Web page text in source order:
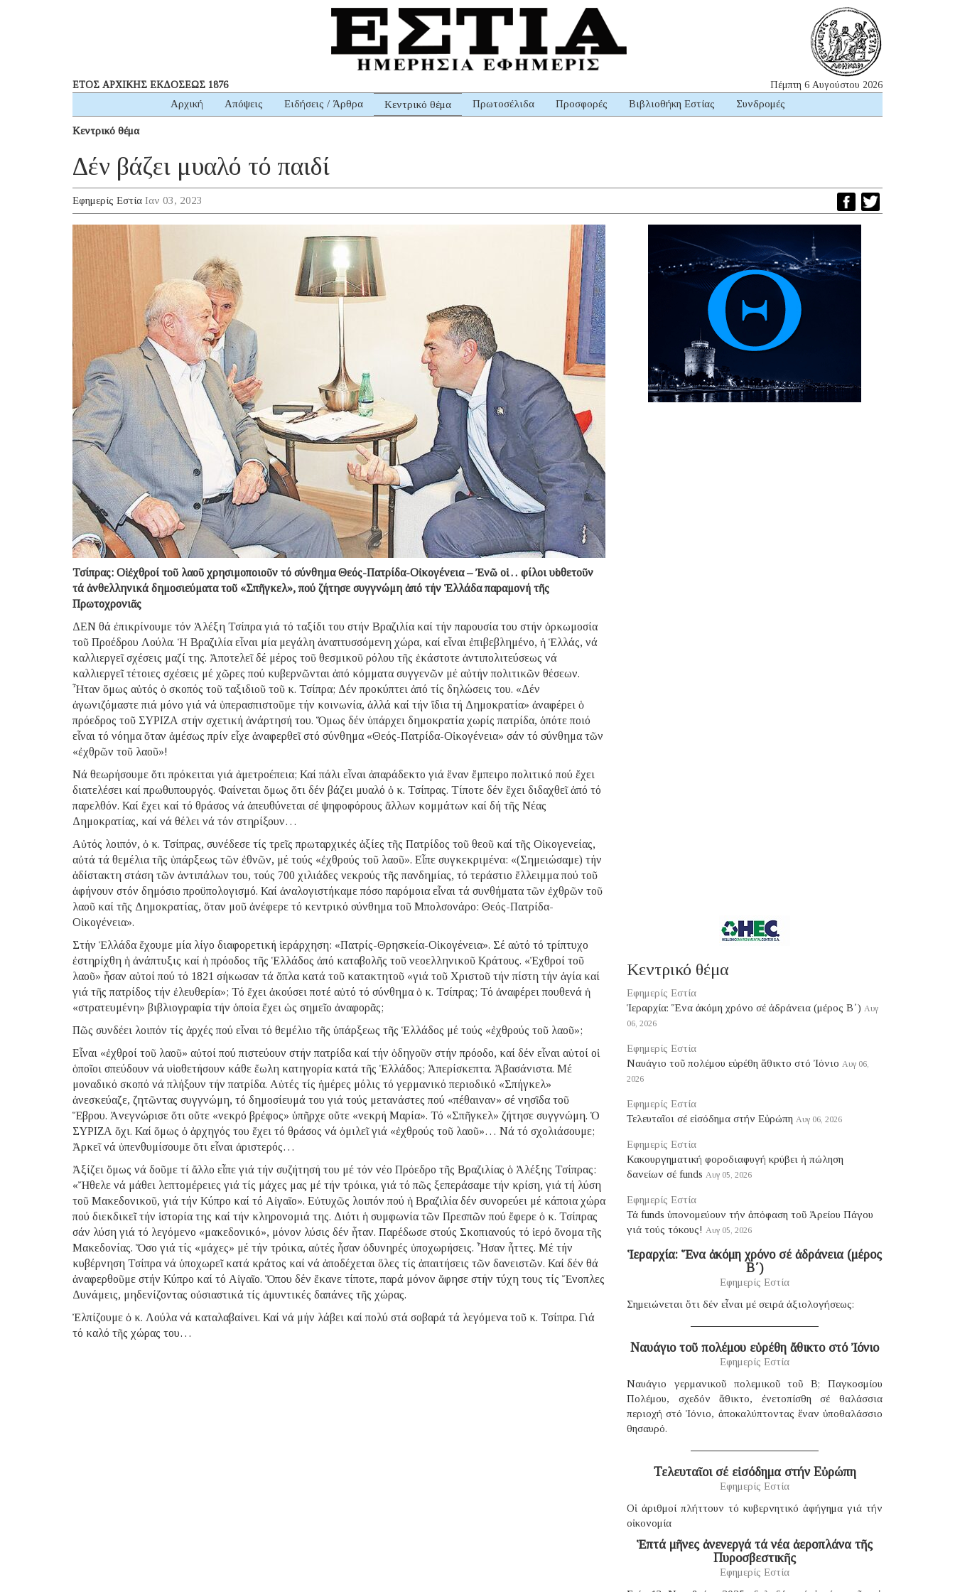
ΕΤΟΣ ΑΡΧΙΚΗΣ ΕΚΔΟΣΕΩΣ 1876 Πέμπτη 6 Αυγούστου 2026
Αρχική Απόψεις Ειδήσεις / Άρθρα Κεντρικό θέμα Πρωτοσέλιδα Προσφορές Βιβλιοθήκη Εστίας Συνδρομές
Κεντρικό θέμα
Δέν βάζει μυαλό τό παιδί
Εφημερίς Εστία Ιαν 03, 2023
Τσίπρας: Οἱ ἐχθροί τοῦ λαοῦ χρησιμοποιοῦν τό σύνθημα Θεός-Πατρίδα-Οἰκογένεια – Ἐνῶ οἱ… φίλοι υἱοθετοῦν
τά ἀνθελληνικά δημοσιεύματα τοῦ «Σπῆγκελ», πού ζήτησε συγγνώμη ἀπό τήν Ἑλλάδα παραμονή τῆς
Πρωτοχρονιᾶς
ΔΕΝ θά ἐπικρίνουμε τόν Ἀλέξη Τσίπρα γιά τό ταξίδι του στήν Βραζιλία καί τήν παρουσία του στήν ὁρκωμοσία
τοῦ Προέδρου Λούλα. Ἡ Βραζιλία εἶναι μία μεγάλη ἀναπτυσσόμενη χώρα, καί εἶναι ἐπιβεβλημένο, ἡ Ἑλλάς, νά
καλλιεργεῖ σχέσεις μαζί της. Ἀποτελεῖ δέ μέρος τοῦ θεσμικοῦ ρόλου τῆς ἑκάστοτε ἀντιπολιτεύσεως νά
καλλιεργεῖ τέτοιες σχέσεις μέ χῶρες πού κυβερνῶνται ἀπό κόμματα συγγενῶν μέ αὐτήν πολιτικῶν θέσεων.
Ἦταν ὅμως αὐτός ὁ σκοπός τοῦ ταξιδιοῦ τοῦ κ. Τσίπρα; Δέν προκύπτει ἀπό τίς δηλώσεις του. «Δέν
ἀγωνιζόμαστε πιά μόνο γιά νά ὑπερασπιστοῦμε τήν κοινωνία, ἀλλά καί τήν ἴδια τή Δημοκρατία» ἀναφέρει ὁ
πρόεδρος τοῦ ΣΥΡΙΖΑ στήν σχετική ἀνάρτησή του. Ὅμως δέν ὑπάρχει δημοκρατία χωρίς πατρίδα, ὁπότε ποιό
εἶναι τό νόημα ὅταν ἀμέσως πρίν εἶχε ἀναφερθεῖ στό σύνθημα «Θεός-Πατρίδα-Οἰκογένεια» σάν τό σύνθημα τῶν
«ἐχθρῶν τοῦ λαοῦ»!
Νά θεωρήσουμε ὅτι πρόκειται γιά ἀμετροέπεια; Καί πάλι εἶναι ἀπαράδεκτο γιά ἕναν ἔμπειρο πολιτικό πού ἔχει
διατελέσει καί πρωθυπουργός. Φαίνεται ὅμως ὅτι δέν βάζει μυαλό ὁ κ. Τσίπρας. Τίποτε δέν ἔχει διδαχθεῖ ἀπό τό
παρελθόν. Καί ἔχει καί τό θράσος νά ἀπευθύνεται σέ ψηφοφόρους ἄλλων κομμάτων καί δή τῆς Νέας
Δημοκρατίας, καί νά θέλει νά τόν στηρίξουν…
Αὐτός λοιπόν, ὁ κ. Τσίπρας, συνέδεσε τίς τρεῖς πρωταρχικές ἀξίες τῆς Πατρίδος τοῦ θεοῦ καί τῆς Οἰκογενείας,
αὐτά τά θεμέλια τῆς ὑπάρξεως τῶν ἐθνῶν, μέ τούς «ἐχθρούς τοῦ λαοῦ». Εἶπε συγκεκριμένα: «(Σημειώσαμε) τήν
ἀδίστακτη στάση τῶν ἀντιπάλων του, τούς 700 χιλιάδες νεκρούς τῆς πανδημίας, τό τεράστιο ἔλλειμμα πού τοῦ
ἀφήνουν στόν δημόσιο προϋπολογισμό. Καί ἀναλογιστήκαμε πόσο παρόμοια εἶναι τά συνθήματα τῶν ἐχθρῶν τοῦ
λαοῦ καί τῆς Δημοκρατίας, ὅταν μοῦ ἀνέφερε τό κεντρικό σύνθημα τοῦ Μπολσονάρο: Θεός-Πατρίδα-
Οἰκογένεια».
Στήν Ἑλλάδα ἔχουμε μία λίγο διαφορετική ἱεράρχηση: «Πατρίς-Θρησκεία-Οἰκογένεια». Σέ αὐτό τό τρίπτυχο
ἐστηρίχθη ἡ ἀνάπτυξις καί ἡ πρόοδος τῆς Ἑλλάδος ἀπό καταβολῆς τοῦ νεοελληνικοῦ Κράτους. «Ἐχθροί τοῦ
λαοῦ» ἦσαν αὐτοί πού τό 1821 σήκωσαν τά ὅπλα κατά τοῦ κατακτητοῦ «γιά τοῦ Χριστοῦ τήν πίστη τήν ἁγία καί
γιά τῆς πατρίδος τήν ἐλευθερία»; Τό ἔχει ἀκούσει ποτέ αὐτό τό σύνθημα ὁ κ. Τσίπρας; Τό ἀναφέρει πουθενά ἡ
«στρατευμένη» βιβλιογραφία τήν ὁποία ἔχει ὡς σημεῖο ἀναφορᾶς;
Πῶς συνδέει λοιπόν τίς ἀρχές πού εἶναι τό θεμέλιο τῆς ὑπάρξεως τῆς Ἑλλάδος μέ τούς «ἐχθρούς τοῦ λαοῦ»;
Εἶναι «ἐχθροί τοῦ λαοῦ» αὐτοί πού πιστεύουν στήν πατρίδα καί τήν ὁδηγοῦν στήν πρόοδο, καί δέν εἶναι αὐτοί οἱ
ὁποῖοι σπεύδουν νά υἱοθετήσουν κάθε ἕωλη κατηγορία κατά τῆς Ἑλλάδος; Ἀπερίσκεπτα. Ἀβασάνιστα. Μέ
μοναδικό σκοπό νά πλήξουν τήν πατρίδα. Αὐτές τίς ἡμέρες μόλις τό γερμανικό περιοδικό «Σπήγκελ»
ἀνεσκεύαζε, ζητῶντας συγγνώμη, τό δημοσίευμά του γιά τούς μετανάστες πού «πέθαιναν» σέ νησῖδα τοῦ
Ἕβρου. Ἀνεγνώρισε ὅτι οὔτε «νεκρό βρέφος» ὑπῆρχε οὔτε «νεκρή Μαρία». Τό «Σπῆγκελ» ζήτησε συγγνώμη. Ὁ
ΣΥΡΙΖΑ ὄχι. Καί ὅμως ὁ ἀρχηγός του ἔχει τό θράσος νά ὁμιλεῖ γιά «ἐχθρούς τοῦ λαοῦ»… Νά τό σχολιάσουμε;
Ἀρκεῖ νά ὑπενθυμίσουμε ὅτι εἶναι ἀριστερός…
Ἀξίζει ὅμως νά δοῦμε τί ἄλλο εἶπε γιά τήν συζήτησή του μέ τόν νέο Πρόεδρο τῆς Βραζιλίας ὁ Ἀλέξης Τσίπρας:
«Ἤθελε νά μάθει λεπτομέρειες γιά τίς μάχες μας μέ τήν τρόικα, γιά τό πῶς ξεπεράσαμε τήν κρίση, γιά τή λύση
τοῦ Μακεδονικοῦ, γιά τήν Κύπρο καί τό Αἰγαῖο». Εὐτυχῶς λοιπόν πού ἡ Βραζιλία δέν συνορεύει μέ κάποια χώρα
πού διεκδικεῖ τήν ἱστορία της καί τήν κληρονομιά της. Διότι ἡ συμφωνία τῶν Πρεσπῶν πού ἔφερε ὁ κ. Τσίπρας
σάν λύση γιά τό λεγόμενο «μακεδονικό», μόνον λύσις δέν ἦταν. Παρέδωσε στούς Σκοπιανούς τό ἱερό ὄνομα τῆς
Μακεδονίας. Ὅσο γιά τίς «μάχες» μέ τήν τρόικα, αὐτές ἦσαν ὀδυνηρές ὑποχωρήσεις. Ἦσαν ἧττες. Μέ τήν
κυβέρνηση Τσίπρα νά ὑποχωρεῖ κατά κράτος καί νά ἀποδέχεται ὅλες τίς ἀπαιτήσεις τῶν δανειστῶν. Καί δέν θά
ἀναφερθοῦμε στήν Κύπρο καί τό Αἰγαῖο. Ὅπου δέν ἔκανε τίποτε, παρά μόνον ἄφησε στήν τύχη τους τίς Ἔνοπλες
Δυνάμεις, μηδενίζοντας οὐσιαστικά τίς ἀμυντικές δαπάνες τῆς χώρας.
Ἐλπίζουμε ὁ κ. Λούλα νά καταλαβαίνει. Καί νά μήν λάβει καί πολύ στά σοβαρά τά λεγόμενα τοῦ κ. Τσίπρα. Γιά
τό καλό τῆς χώρας του…
Κεντρικό θέμα
Εφημερίς Εστία
Ἱεραρχία: Ἕνα ἀκόμη χρόνο σέ ἀδράνεια (μέρος B΄) Αυγ
06, 2026
Εφημερίς Εστία
Ναυάγιο τοῦ πολέμου εὑρέθη ἄθικτο στό Ἰόνιο Αυγ 06,
2026
Εφημερίς Εστία
Τελευταῖοι σέ εἰσόδημα στήν Εὐρώπη Αυγ 06, 2026
Εφημερίς Εστία
Κακουργηματική φοροδιαφυγή κρύβει ἡ πώληση
δανείων σέ funds Αυγ 05, 2026
Εφημερίς Εστία
Τά funds ὑπονομεύουν τήν ἀπόφαση τοῦ Ἀρείου Πάγου
γιά τούς τόκους! Αυγ 05, 2026
Ἱεραρχία: Ἕνα ἀκόμη χρόνο σέ ἀδράνεια (μέρος
B΄)
Εφημερίς Εστία
Σημειώνεται ὅτι δέν εἶναι μέ σειρά ἀξιολογήσεως:
Ναυάγιο τοῦ πολέμου εὑρέθη ἄθικτο στό Ἰόνιο
Εφημερίς Εστία
Ναυάγιο γερμανικοῦ πολεμικοῦ τοῦ B; Παγκοσμίου
Πολέμου, σχεδόν ἄθικτο, ἐνετοπίσθη σέ θαλάσσια
περιοχή στό Ἰόνιο, ἀποκαλύπτοντας ἕναν ὑποθαλάσσιο
θησαυρό.
Τελευταῖοι σέ εἰσόδημα στήν Εὐρώπη
Εφημερίς Εστία
Οἱ ἀριθμοί πλήττουν τό κυβερνητικό ἀφήγημα γιά τήν
οἰκονομία
Ἑπτά μῆνες ἀνενεργά τά νέα ἀεροπλάνα τῆς
Πυροσβεστικῆς
Εφημερίς Εστία